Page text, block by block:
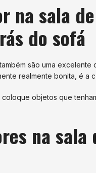
na sala
do sofá
são uma
realmente bonita, é a
objetos que
na